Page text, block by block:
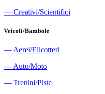
― Creativi/Scientifici
Veicoli/Bambole
― Aerei/Elicotteri
― Auto/Moto
― Trenini/Piste